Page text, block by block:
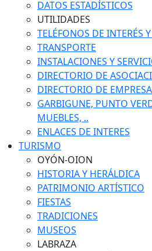
DATOS ESTADÍSTICOS
UTILIDADES
TELÉFONOS DE INTERÉS
TRANSPORTE
INSTALACIONES Y
DIRECTORIO DE
DIRECTORIO DE
GARBIGUNE, PUNTO
MUEBLES, ..
ENLACES DE INTERES
TURISMO
OYÓN-OION
HISTORIA Y HERÁLDICA
PATRIMONIO ARTÍSTICO
FIESTAS
TRADICIONES
MUSEOS
LABRAZA